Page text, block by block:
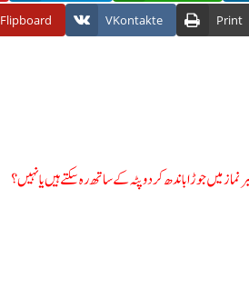
Flipboard VKontakte Print
نماز میں جوڑا باندھ کر دوپٹہ کے ساتھ رہ سکتے ہیں یا نہیں؟